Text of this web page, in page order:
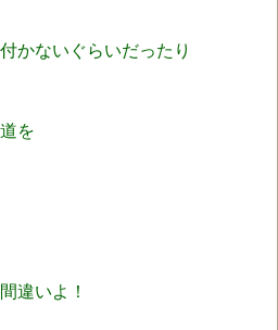
かないぐらいだったり
を
違いよ！